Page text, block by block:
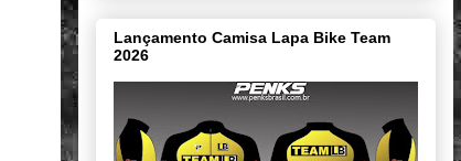
Lançamento Camisa Lapa Bike Team
2026